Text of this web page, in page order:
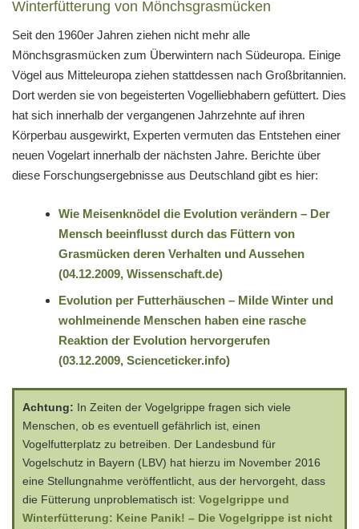
Winterfütterung von Mönchsgrasmücken
Seit den 1960er Jahren ziehen nicht mehr alle
Mönchsgrasmücken zum Überwintern nach Südeuropa. Einige
Vögel aus Mitteleuropa ziehen stattdessen nach Großbritannien.
Dort werden sie von begeisterten Vogelliebhabern gefüttert. Dies
hat sich innerhalb der vergangenen Jahrzehnte auf ihren
Körperbau ausgewirkt, Experten vermuten das Entstehen einer
neuen Vogelart innerhalb der nächsten Jahre. Berichte über
diese Forschungsergebnisse aus Deutschland gibt es hier:
Wie Meisenknödel die Evolution verändern – Der
Mensch beeinflusst durch das Füttern von
Grasmücken deren Verhalten und Aussehen
(04.12.2009, Wissenschaft.de)
Evolution per Futterhäuschen – Milde Winter und
wohlmeinende Menschen haben eine rasche
Reaktion der Evolution hervorgerufen
(03.12.2009, Scienceticker.info)
Achtung: In Zeiten der Vogelgrippe fragen sich viele
Menschen, ob es eventuell gefährlich ist, einen
Vogelfutterplatz zu betreiben. Der Landesbund für
Vogelschutz in Bayern (LBV) hat hierzu im November 2016
eine Stellungnahme veröffentlicht, aus der hervorgeht, dass
die Fütterung unproblematisch ist: Vogelgrippe und
Winterfütterung: Keine Panik! – Die Vogelgrippe ist nicht